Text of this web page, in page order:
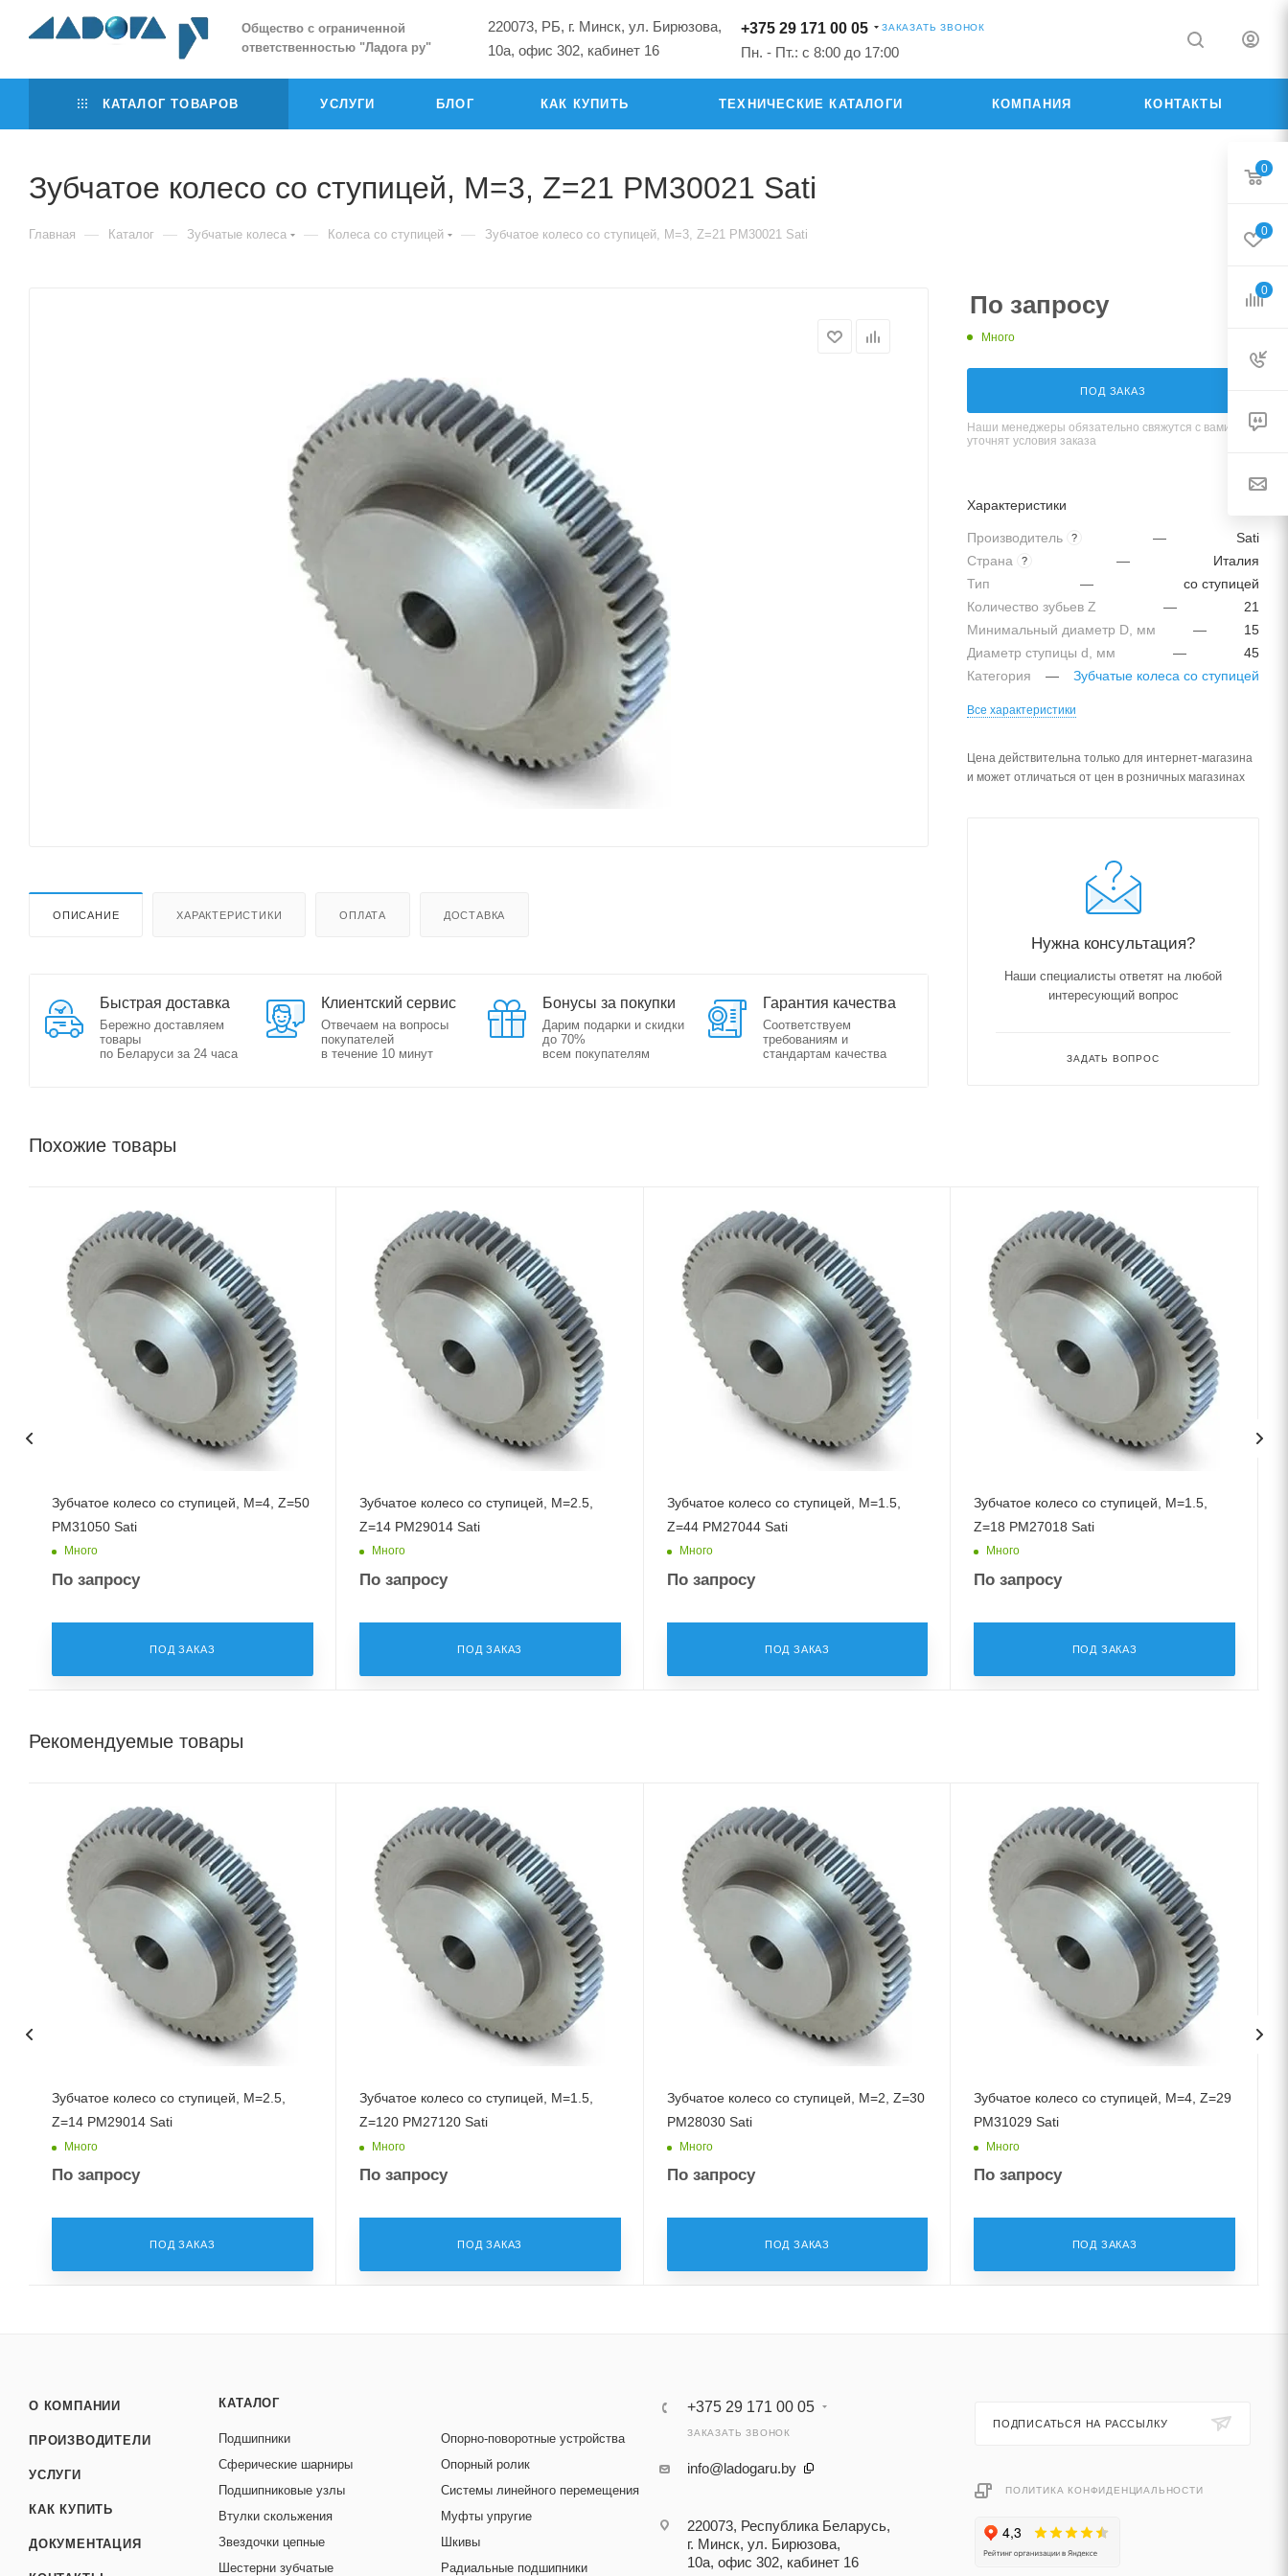
Общество с ограниченной
ответственностью "Ладога ру"
220073, РБ, г. Минск, ул. Бирюзова,
10а, офис 302, кабинет 16
+375 29 171 00 05 ЗАКАЗАТЬ ЗВОНОК
Пн. - Пт.: с 8:00 до 17:00
КАТАЛОГ ТОВАРОВ УСЛУГИ БЛОГ КАК КУПИТЬ ТЕХНИЧЕСКИЕ КАТАЛОГИ КОМПАНИЯ КОНТАКТЫ
Зубчатое колесо со ступицей, M=3, Z=21 PM30021 Sati
Главная — Каталог — Зубчатые колеса — Колеса со ступицей — Зубчатое колесо со ступицей, M=3, Z=21 PM30021 Sati
ОПИСАНИЕ ХАРАКТЕРИСТИКИ ОПЛАТА ДОСТАВКА
Быстрая доставка
Бережно доставляем
товары
по Беларуси за 24 часа
Клиентский сервис
Отвечаем на вопросы
покупателей
в течение 10 минут
Бонусы за покупки
Дарим подарки и скидки
до 70%
всем покупателям
Гарантия качества
Соответствуем
требованиям и
стандартам качества
По запросу
Много
ПОД ЗАКАЗ
Наши менеджеры обязательно свяжутся с вами и
уточнят условия заказа
Характеристики
Производитель ? —
Sati
Страна
? —
Италия
Тип
—
со ступицей
Количество зубьев Z
—
21
Минимальный диаметр D, мм
—
15
Диаметр ступицы d, мм
—
45
Категория
— Зубчатые колеса со ступицей
Все характеристики
Цена действительна только для интернет-магазина
и может отличаться от цен в розничных магазинах
Нужна консультация?
Наши специалисты ответят на любой
интересующий вопрос
ЗАДАТЬ ВОПРОС
Похожие товары
Зубчатое колесо со ступицей, M=4, Z=50
PM31050 Sati
Много
По запросу
ПОД ЗАКАЗ
Зубчатое колесо со ступицей, M=2.5,
Z=14 PM29014 Sati
Много
По запросу
ПОД ЗАКАЗ
Зубчатое колесо со ступицей, M=1.5,
Z=44 PM27044 Sati
Много
По запросу
ПОД ЗАКАЗ
Зубчатое колесо со ступицей, M=1.5,
Z=18 PM27018 Sati
Много
По запросу
ПОД ЗАКАЗ
Рекомендуемые товары
Зубчатое колесо со ступицей, M=2.5,
Z=14 PM29014 Sati
Много
По запросу
ПОД ЗАКАЗ
Зубчатое колесо со ступицей, M=1.5,
Z=120 PM27120 Sati
Много
По запросу
ПОД ЗАКАЗ
Зубчатое колесо со ступицей, M=2, Z=30
PM28030 Sati
Много
По запросу
ПОД ЗАКАЗ
Зубчатое колесо со ступицей, M=4, Z=29
PM31029 Sati
Много
По запросу
ПОД ЗАКАЗ
О КОМПАНИИ
ПРОИЗВОДИТЕЛИ
УСЛУГИ
КАК КУПИТЬ
ДОКУМЕНТАЦИЯ
КАТАЛОГ
Подшипники
Сферические шарниры
Подшипниковые узлы
Втулки скольжения
Звездочки цепные
Шестерни зубчатые
Опорно-поворотные устройства
Опорный ролик
Системы линейного перемещения
Муфты упругие
Шкивы
Радиальные подшипники
+375 29 171 00 05
ЗАКАЗАТЬ ЗВОНОК
info@ladogaru.by
220073, Республика Беларусь,
г. Минск, ул. Бирюзова,
10а, офис 302, кабинет 16
ПОДПИСАТЬСЯ НА РАССЫЛКУ
ПОЛИТИКА КОНФИДЕНЦИАЛЬНОСТИ
0
0
0